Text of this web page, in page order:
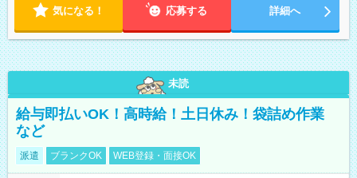
気になる！ 応募する 詳細へ
未読
給与即払いOK！高時給！土日休み！袋詰め作業
など
派遣 ブランクOK WEB登録・面接OK